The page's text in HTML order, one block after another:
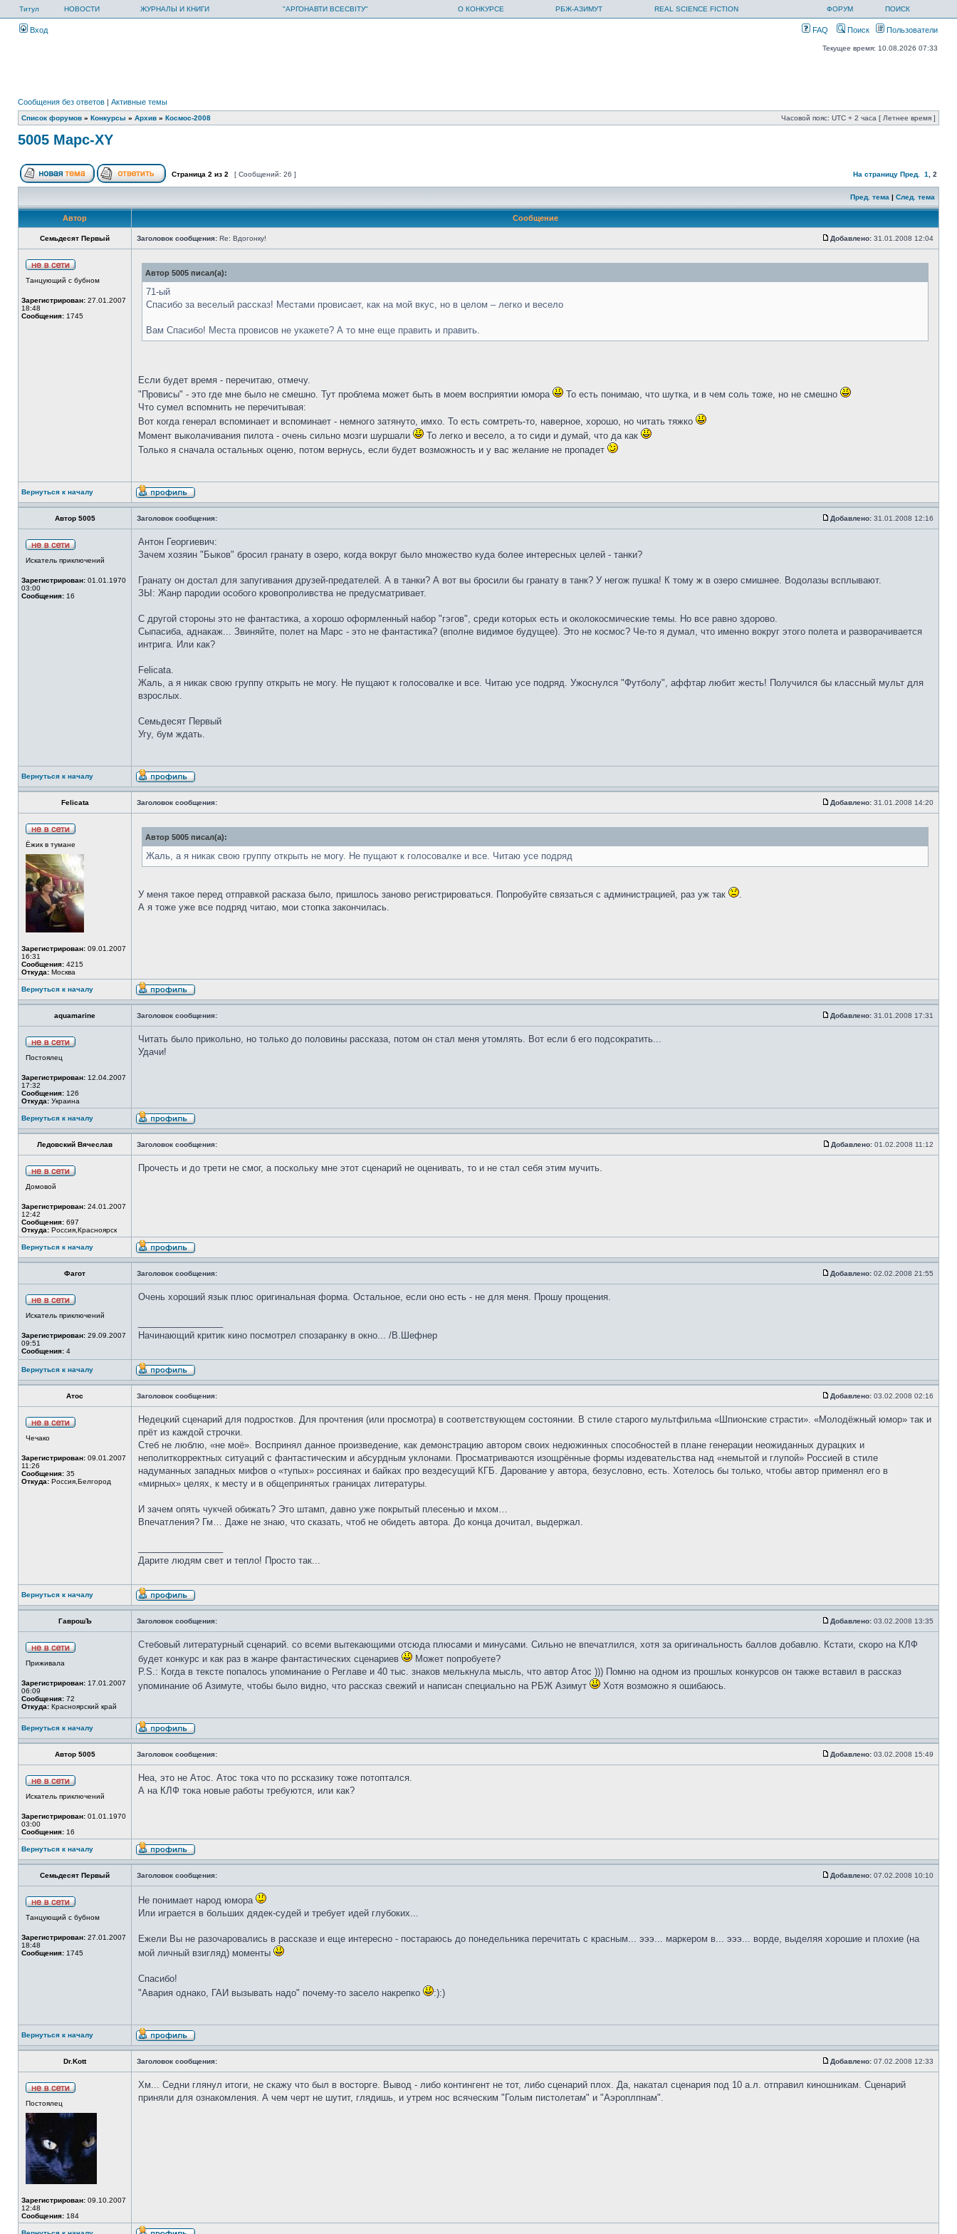
Титул НОВОСТИ ЖУРНАЛЫ И КНИГИ "АРГОНАВТИ ВСЕСВІТУ" О КОНКУРСЕ РБЖ-АЗИМУТ REAL SCIENCE FICTION ФОРУМ ПОИСК
Вход FAQ Поиск Пользователи
Текущее время: 10.08.2026 07:33
Сообщения без ответов | Активные темы
Список форумов » Конкурсы » Архив » Космос-2008 Часовой пояс: UTC + 2 часа [ Летнее время ]
5005 Марс-XY
Страница 2 из 2 [ Сообщений: 26 ] На страницу Пред. 1 2
Пред. тема | След. тема
Автор Сообщение
Семьдесят Первый Заголовок сообщения: Re: Вдогонку! Добавлено: 31.01.2008 12:04
Танцующий с бубном
Зарегистрирован: 27.01.2007
18:48
Сообщения: 1745
Автор 5005 писал(а):
71-ый
Спасибо за веселый рассказ! Местами провисает, как на мой вкус, но в целом – легко и весело
Вам Спасибо! Места провисов не укажете? А то мне еще править и править.
Если будет время - перечитаю, отмечу.
"Провисы" - это где мне было не смешно. Тут проблема может быть в моем восприятии юмора
То есть понимаю, что шутка, и в чем соль тоже, но не смешно
Что сумел вспомнить не перечитывая:
Вот когда генерал вспоминает и вспоминает - немного затянуто, имхо. То есть сомтреть-то, наверное, хорошо, но читать тяжко
Момент выколачивания пилота - очень сильно мозги шуршали
То легко и весело, а то сиди и думай, что да как
Только я сначала остальных оценю, потом вернусь, если будет возможность и у вас желание не пропадет
Вернуться к началу
Автор 5005 Заголовок сообщения: Добавлено: 31.01.2008 12:16
Искатель приключений
Зарегистрирован: 01.01.1970
03:00
Сообщения: 16
Антон Георгиевич:
Зачем хозяин "Быков" бросил гранату в озеро, когда вокруг было множество куда более интересных целей - танки?
Гранату он достал для запугивания друзей-предателей. А в танки? А вот вы бросили бы гранату в танк? У негож пушка! К тому ж в озеро смишнее. Водолазы всплывают.
ЗЫ: Жанр пародии особого кровопроливства не предусматривает.
С другой стороны это не фантастика, а хорошо оформленный набор "гэгов", среди которых есть и околокосмические темы. Но все равно здорово.
Сыпасиба, аднакаж... Звиняйте, полет на Марс - это не фантастика? (вполне видимое будущее). Это не космос? Че-то я думал, что именно вокруг этого полета и разворачивается
интрига. Или как?
Felicata.
Жаль, а я никак свою группу открыть не могу. Не пущают к голосовалке и все. Читаю усе подряд. Ужоснулся "Футболу", аффтар любит жесть! Получился бы классный мульт для
взрослых.
Семьдесят Первый
Угу, бум ждать.
Вернуться к началу
Felicata Заголовок сообщения: Добавлено: 31.01.2008 14:20
Ёжик в тумане
Зарегистрирован: 09.01.2007
16:31
Сообщения: 4215
Откуда: Москва
Автор 5005 писал(а):
Жаль, а я никак свою группу открыть не могу. Не пущают к голосовалке и все. Читаю усе подряд
У меня такое перед отправкой расказа было, пришлось заново регистрироваться. Попробуйте связаться с администрацией, раз уж так
.
А я тоже уже все подряд читаю, мои стопка закончилась.
Вернуться к началу
aquamarine Заголовок сообщения: Добавлено: 31.01.2008 17:31
Постоялец
Зарегистрирован: 12.04.2007
17:32
Сообщения: 126
Откуда: Украина
Читать было прикольно, но только до половины рассказа, потом он стал меня утомлять. Вот если б его подсократить...
Удачи!
Вернуться к началу
Ледовский Вячеслав Заголовок сообщения: Добавлено: 01.02.2008 11:12
Домовой
Зарегистрирован: 24.01.2007
12:42
Сообщения: 697
Откуда: Россия,Красноярск
Прочесть и до трети не смог, а поскольку мне этот сценарий не оценивать, то и не стал себя этим мучить.
Вернуться к началу
Фагот Заголовок сообщения: Добавлено: 02.02.2008 21:55
Искатель приключений
Зарегистрирован: 29.09.2007
09:51
Сообщения: 4
Очень хороший язык плюс оригинальная форма. Остальное, если оно есть - не для меня. Прошу прощения.
Начинающий критик кино посмотрел спозаранку в окно... /В.Шефнер
Вернуться к началу
Атос Заголовок сообщения: Добавлено: 03.02.2008 02:16
Чечако
Зарегистрирован: 09.01.2007
11:26
Сообщения: 35
Откуда: Россия,Белгород
Недецкий сценарий для подростков. Для прочтения (или просмотра) в соответствующем состоянии. В стиле старого мультфильма «Шпионские страсти». «Молодёжный юмор» так и
прёт из каждой строчки.
Стеб не люблю, «не моё». Воспринял данное произведение, как демонстрацию автором своих недюжинных способностей в плане генерации неожиданных дурацких и
неполиткорректных ситуаций с фантастическим и абсурдным уклонами. Просматриваются изощрённые формы издевательства над «немытой и глупой» Россией в стиле
надуманных западных мифов о «тупых» россиянах и байках про вездесущий КГБ. Дарование у автора, безусловно, есть. Хотелось бы только, чтобы автор применял его в
«мирных» целях, к месту и в общепринятых границах литературы.
И зачем опять чукчей обижать? Это штамп, давно уже покрытый плесенью и мхом…
Впечатления? Гм… Даже не знаю, что сказать, чтоб не обидеть автора. До конца дочитал, выдержал.
Дарите людям свет и тепло! Просто так...
Вернуться к началу
ГаврошЪ Заголовок сообщения: Добавлено: 03.02.2008 13:35
Приживала
Зарегистрирован: 17.01.2007
06:09
Сообщения: 72
Откуда: Красноярский край
Стебовый литературный сценарий. со всеми вытекающими отсюда плюсами и минусами. Сильно не впечатлился, хотя за оригинальность баллов добавлю. Кстати, скоро на КЛФ
будет конкурс и как раз в жанре фантастических сценариев
Может попробуете?
P.S.: Когда в тексте попалось упоминание о Реглаве и 40 тыс. знаков мелькнула мысль, что автор Атос ))) Помню на одном из прошлых конкурсов он также вставил в рассказ
упоминание об Азимуте, чтобы было видно, что рассказ свежий и написан специально на РБЖ Азимут
Хотя возможно я ошибаюсь.
Вернуться к началу
Автор 5005 Заголовок сообщения: Добавлено: 03.02.2008 15:49
Искатель приключений
Зарегистрирован: 01.01.1970
03:00
Сообщения: 16
Неа, это не Атос. Атос тока что по рссказику тоже потоптался.
А на КЛФ тока новые работы требуются, или как?
Вернуться к началу
Семьдесят Первый Заголовок сообщения: Добавлено: 07.02.2008 10:10
Танцующий с бубном
Зарегистрирован: 27.01.2007
18:48
Сообщения: 1745
Не понимает народ юмора
Или играется в больших дядек-судей и требует идей глубоких...
Ежели Вы не разочаровались в рассказе и еще интересно - постараюсь до понедельника перечитать с красным... эээ... маркером в... эээ... ворде, выделяя хорошие и плохие (на
мой личный взигляд) моменты
Спасибо!
"Авария однако, ГАИ вызывать надо" почему-то засело накрепко
:):)
Вернуться к началу
Dr.Kott Заголовок сообщения: Добавлено: 07.02.2008 12:33
Постоялец
Зарегистрирован: 09.10.2007
12:48
Сообщения: 184
Хм... Седни глянул итоги, не скажу что был в восторге. Вывод - либо контингент не тот, либо сценарий плох. Да, накатал сценария под 10 а.л. отправил киношникам. Сценарий
приняли для ознакомления. А чем черт не шутит, глядишь, и утрем нос всяческим "Голым пистолетам" и "Аэроплпнам".